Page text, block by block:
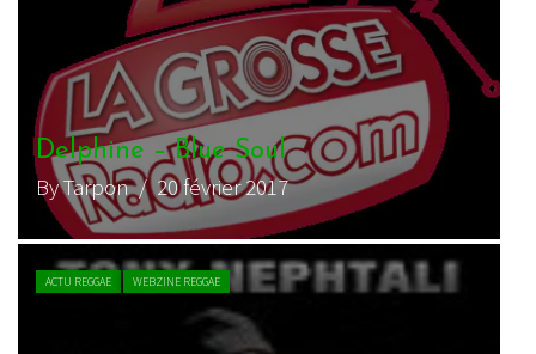
Delphine – Blue Soul
By Tarpon/ 20 février 2017
ACTU REGGAE WEBZINE REGGAE